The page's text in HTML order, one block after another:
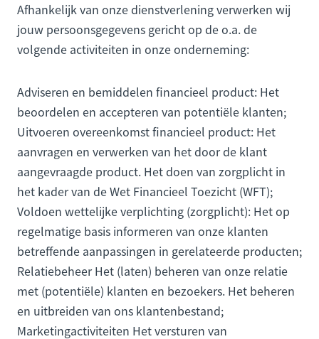
Afhankelijk van onze dienstverlening verwerken wij
jouw persoonsgegevens gericht op de o.a. de
volgende activiteiten in onze onderneming:
Adviseren en bemiddelen financieel product: Het
beoordelen en accepteren van potentiële klanten;
Uitvoeren overeenkomst financieel product: Het
aanvragen en verwerken van het door de klant
aangevraagde product. Het doen van zorgplicht in
het kader van de Wet Financieel Toezicht (WFT);
Voldoen wettelijke verplichting (zorgplicht): Het op
regelmatige basis informeren van onze klanten
betreffende aanpassingen in gerelateerde producten;
Relatiebeheer Het (laten) beheren van onze relatie
met (potentiële) klanten en bezoekers. Het beheren
en uitbreiden van ons klantenbestand;
Marketingactiviteiten Het versturen van